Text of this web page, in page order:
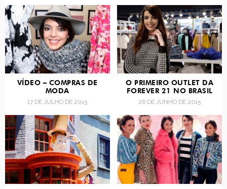
VÍDEO – COMPRAS DE
MODA
17 DE JULHO DE 2015
O PRIMEIRO OUTLET DA
FOREVER 21 NO BRASIL
26 DE JUNHO DE 2015